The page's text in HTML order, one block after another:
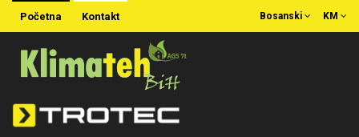
Početna Kontakt KM
Bosanski